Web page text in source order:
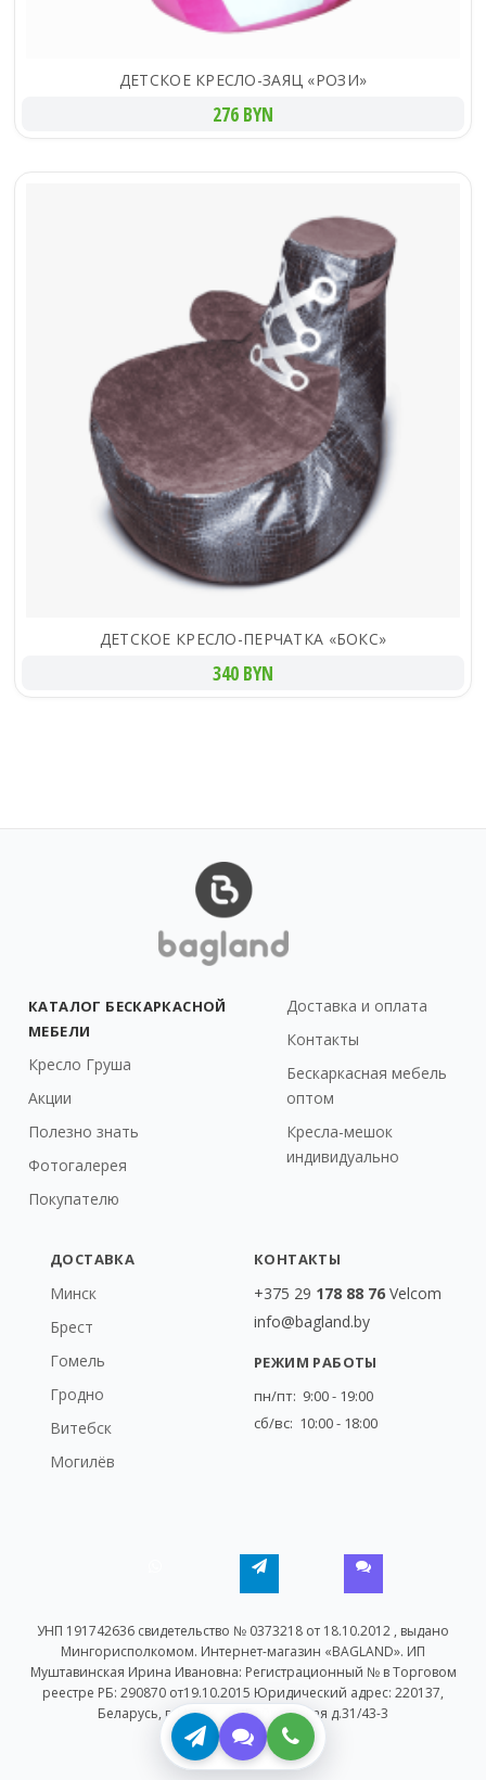
ДЕТСКОЕ КРЕСЛО-ЗАЯЦ «РОЗИ»
276 BYN
ДЕТСКОЕ КРЕСЛО-ПЕРЧАТКА «БОКС»
340 BYN
КАТАЛОГ БЕСКАРКАСНОЙ
МЕБЕЛИ
Кресло Груша
Акции
Полезно знать
Фотогалерея
Покупателю
Доставка и оплата
Контакты
Бескаркасная мебель
оптом
Кресла-мешок
индивидуально
ДОСТАВКА
Минск
Брест
Гомель
Гродно
Витебск
Могилёв
КОНТАКТЫ
+375 29 178 88 76 Velcom
info@bagland.by
РЕЖИМ РАБОТЫ
пн/пт: 9:00 - 19:00
сб/вс: 10:00 - 18:00
УНП 191742636 свидетельство № 0373218 от 18.10.2012 , выдано
Мингорисполкомом. Интернет-магазин «BAGLAND». ИП
Муштавинская Ирина Ивановна: Регистрационный № в Торговом
реестре РБ: 290870 от19.10.2015 Юридический адрес: 220137,
Беларусь, г. Минск, ул. Байкальская д.31/43-3